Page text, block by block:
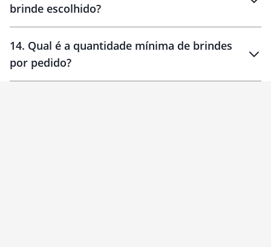
brinde escolhido?
14. Qual é a quantidade mínima de brindes
por pedido?